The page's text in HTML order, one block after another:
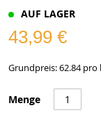
AUF LAGER
43,99 €
Grundpreis: 62.84 pro
Menge